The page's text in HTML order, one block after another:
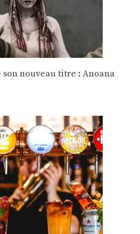
nouveau titre : Anoana